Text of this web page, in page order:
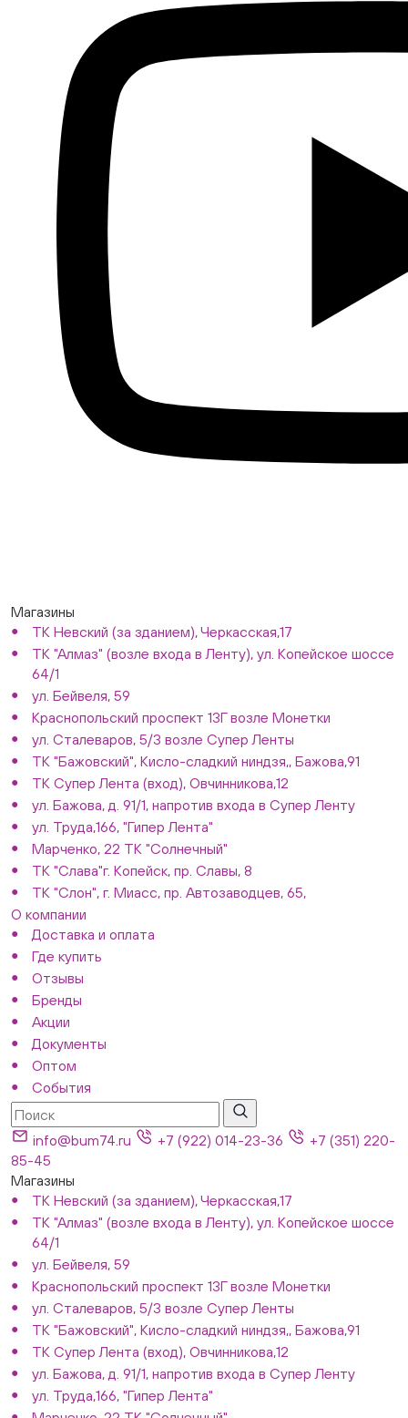
Магазины
ТК Невский (за зданием), Черкасская,17
ТК "Алмаз" (возле входа в Ленту), ул. Копейское шоссе
64/1
ул. Бейвеля, 59
Краснопольский проспект 13Г возле Монетки
ул. Сталеваров, 5/3 возле Супер Ленты
ТК "Бажовский", Кисло-сладкий ниндзя,, Бажова,91
ТК Супер Лента (вход), Овчинникова,12
ул. Бажова, д. 91/1, напротив входа в Супер Ленту
ул. Труда,166, "Гипер Лента"
Марченко, 22 ТК "Солнечный"
ТК "Слава"г. Копейск, пр. Славы, 8
ТК "Слон", г. Миасс, пр. Автозаводцев, 65,
О компании
Доставка и оплата
Где купить
Отзывы
Бренды
Акции
Документы
Оптом
События
info@bum74.ru +7 (922) 014-23-36
+7 (351) 220-
85-45
Магазины
ТК Невский (за зданием), Черкасская,17
ТК "Алмаз" (возле входа в Ленту), ул. Копейское шоссе
64/1
ул. Бейвеля, 59
Краснопольский проспект 13Г возле Монетки
ул. Сталеваров, 5/3 возле Супер Ленты
ТК "Бажовский", Кисло-сладкий ниндзя,, Бажова,91
ТК Супер Лента (вход), Овчинникова,12
ул. Бажова, д. 91/1, напротив входа в Супер Ленту
ул. Труда,166, "Гипер Лента"